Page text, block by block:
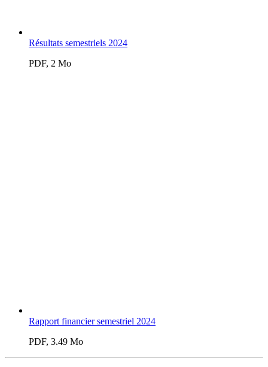
Résultats semestriels 2024
PDF, 2 Mo
Rapport financier semestriel 2024
PDF, 3.49 Mo